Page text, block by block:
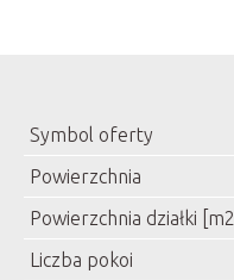
Symbol oferty
Powierzchnia
Powierzchnia działki [m2]
Liczba pokoi